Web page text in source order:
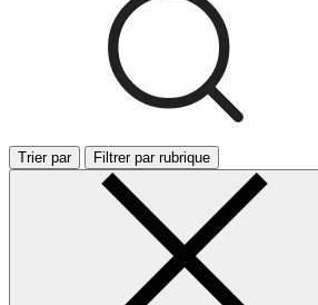
Trier par Filtrer par rubrique